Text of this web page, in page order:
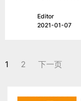
Editor
2021-01-07
文
1 2 下一页